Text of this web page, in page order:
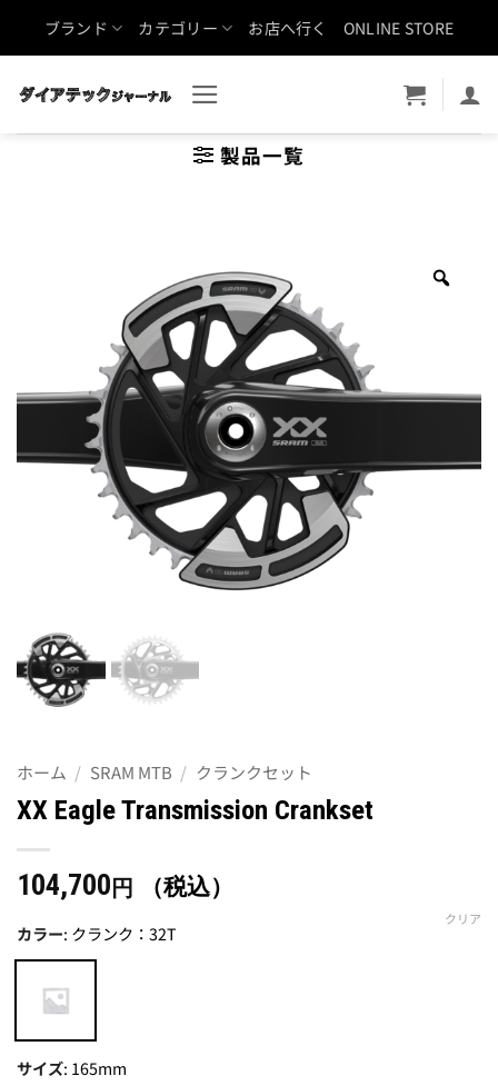
ブランド カテゴリー お店へ行く ONLINE STORE
製品一覧
ホーム / SRAM MTB / クランクセット
XX Eagle Transmission Crankset
104,700 円 （税込）
カラー: クランク：32T
サイズ: 165mm
クリア